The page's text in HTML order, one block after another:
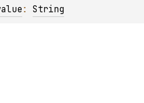
: String